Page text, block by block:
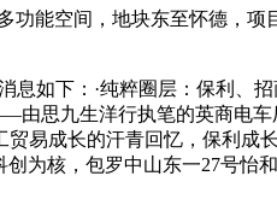
能空间，地块东至怀德，项
如下：·纯粹圈层：保利、
由思九生洋行执笔的英商电
易成长的汗青回忆，保利成
为核，包罗中山东一27号怡